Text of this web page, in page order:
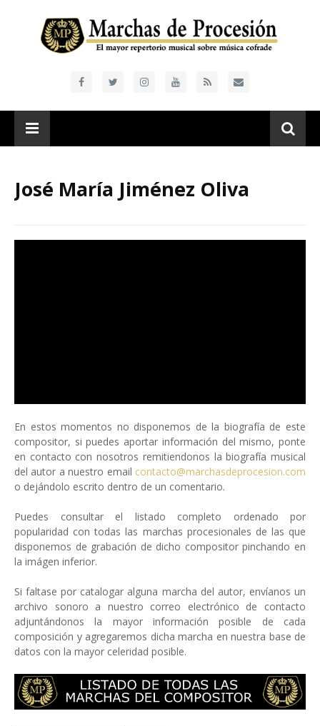
José María Jiménez Oliva
En estos momentos no disponemos de la biografía de este
compositor, si puedes aportar información del mismo, ponte
en contacto con nosotros remitiendonos la biografía musical
del autor a nuestro email contacto@marchasdeprocesion.com
o dejándolo escrito dentro de un comentario.
Puedes consultar el listado completo ordenado por
popularidad con todas las marchas procesionales de las que
disponemos de grabación de dicho compositor pinchando en
la imágen inferior.
Si faltase por catalogar alguna marcha del autor, envíanos un
archivo sonoro a nuestro correo electrónico de contacto
adjuntándonos la mayor información posible de cada
composición y agregaremos dicha marcha en nuestra base de
datos con la mayor celeridad posible.